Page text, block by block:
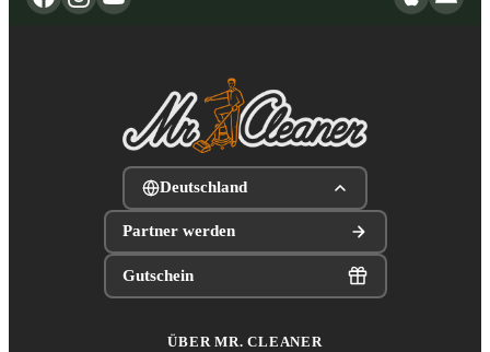
Deutschland
Partner werden
Gutschein
ÜBER MR. CLEANER